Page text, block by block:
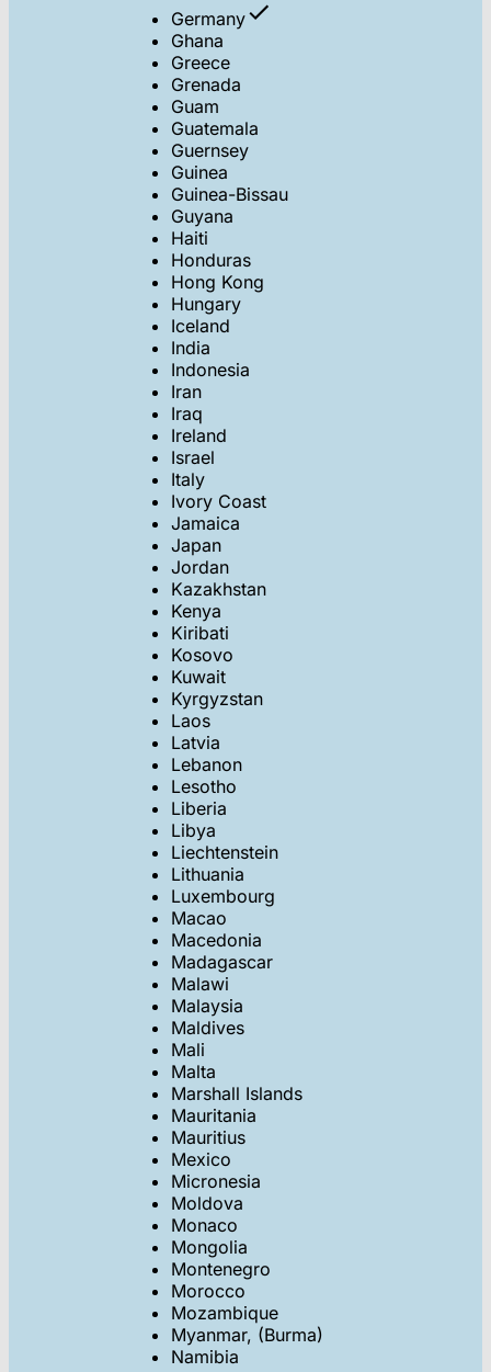
Germany
Ghana
Greece
Grenada
Guam
Guatemala
Guernsey
Guinea
Guinea-Bissau
Guyana
Haiti
Honduras
Hong Kong
Hungary
Iceland
India
Indonesia
Iran
Iraq
Ireland
Israel
Italy
Ivory Coast
Jamaica
Japan
Jordan
Kazakhstan
Kenya
Kiribati
Kosovo
Kuwait
Kyrgyzstan
Laos
Latvia
Lebanon
Lesotho
Liberia
Libya
Liechtenstein
Lithuania
Luxembourg
Macao
Macedonia
Madagascar
Malawi
Malaysia
Maldives
Mali
Malta
Marshall Islands
Mauritania
Mauritius
Mexico
Micronesia
Moldova
Monaco
Mongolia
Montenegro
Morocco
Mozambique
Myanmar, (Burma)
Namibia